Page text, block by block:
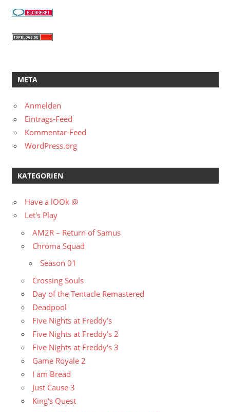
META
Anmelden
Eintrags-Feed
Kommentar-Feed
WordPress.org
KATEGORIEN
Have a lOOk @
Let's Play
AM2R – Return of Samus
Chroma Squad
Season 01
Crossing Souls
Day of the Tentacle Remastered
Deadpool
Five Nights at Freddy's
Five Nights at Freddy's 2
Five Nights at Freddy's 3
Game Royale 2
I am Bread
Just Cause 3
King's Quest